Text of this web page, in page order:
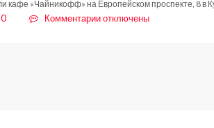
кафе «Чайникофф» на Европейском проспекте, 8 в
Комментариикотключены